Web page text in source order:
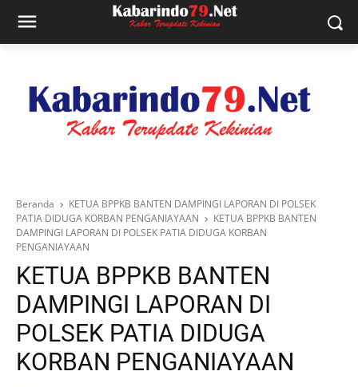
Beranda
KETUA BPPKB BANTEN DAMPINGI LAPORAN DI POLSEK
PATIA DIDUGA KORBAN PENGANIAYAAN
KETUA BPPKB BANTEN
DAMPINGI LAPORAN DI POLSEK PATIA DIDUGA KORBAN
PENGANIAYAAN
KETUA BPPKB BANTEN
DAMPINGI LAPORAN DI
POLSEK PATIA DIDUGA
KORBAN PENGANIAYAAN